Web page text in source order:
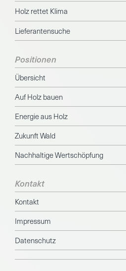
Holz rettet Klima
Lieferantensuche
Positionen
Übersicht
Auf Holz bauen
Energie aus Holz
Zukunft Wald
Nachhaltige Wertschöpfung
Kontakt
Kontakt
Impressum
Datenschutz